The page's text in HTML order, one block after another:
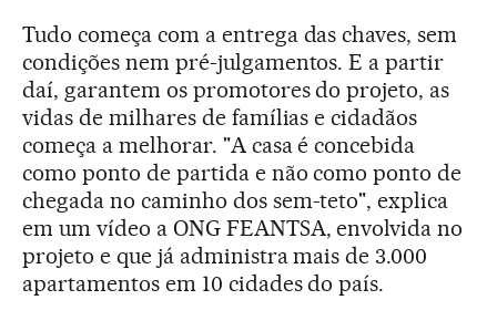
Tudo começa com a entrega das chaves, sem
condições nem pré-julgamentos. E a partir
daí, garantem os promotores do projeto, as
vidas de milhares de famílias e cidadãos
começa a melhorar. "A casa é concebida
como ponto de partida e não como ponto de
chegada no caminho dos sem-teto", explica
em um vídeo a ONG FEANTSA, envolvida no
projeto e que já administra mais de 3.000
apartamentos em 10 cidades do país.